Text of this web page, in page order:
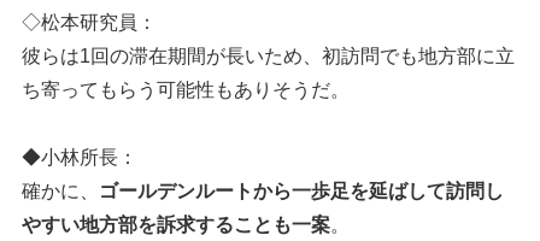
◇松本研究員：
彼らは1回の滞在期間が長いため、初訪問でも地方部に立
ち寄ってもらう可能性もありそうだ。
◆小林所長：
確かに、
ゴールデンルートから一歩足を延ばして訪問し
やすい地方部を訴求することも一案。